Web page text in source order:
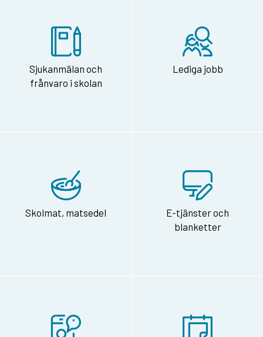
Sjukanmälan och
frånvaro i skolan
Lediga jobb
Skolmat, matsedel
E-tjänster och
blanketter